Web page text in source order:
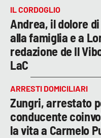
IL CORDOGLIO
Andrea, il dolore
alla famiglia e a
redazione de Il
LaC
ARRESTI DOMICILIARI
Zungri, arrestato
conducente
la vita a Carmelo